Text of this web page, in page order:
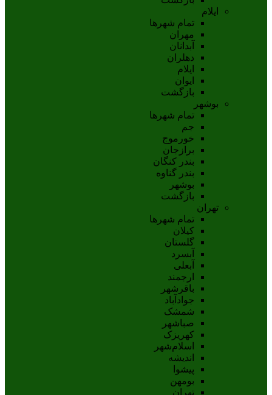
ایلام
تمام شهر‌ها
مهران
آبدانان
دهلران
ايلام
ايوان
بازگشت
بوشهر
تمام شهر‌ها
جم
خورموج
برازجان
بندر کنگان
بندر گناوه
بوشهر
بازگشت
تهران
تمام شهر‌ها
کیلان
گلستان
آبسرد
آبعلی
ارجمند
باقرشهر
جوادآباد
شمشک
صباشهر
کهریزک
اسلام‌شهر
اندیشه
پيشوا
بومهن
تهران